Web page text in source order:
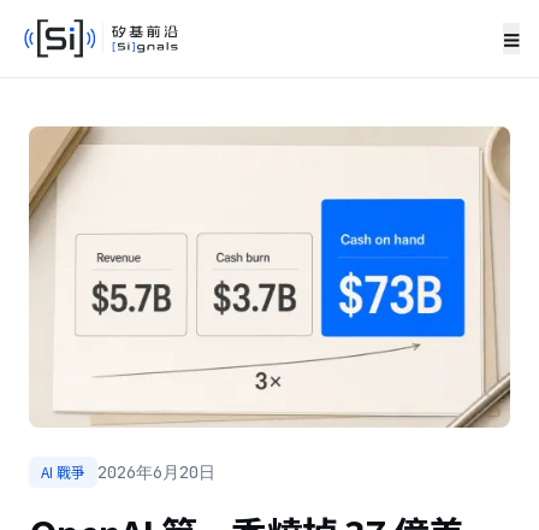
≡
AI 戰爭 2026年6月20日